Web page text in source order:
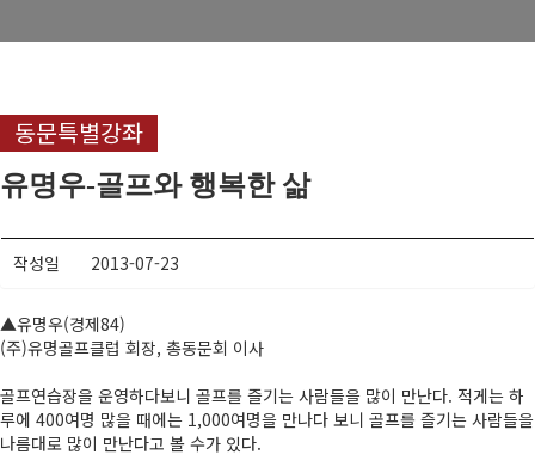
동문회관 오시는길
산하단체 뉴스
동문특별강좌
유명우-골프와 행복한 삶
작성일 2013-07-23
▲유명우(경제84)
(주)유명골프클럽 회장, 총동문회 이사
골프연습장을 운영하다보니 골프를 즐기는 사람들을 많이 만난다. 적게는 하
루에 400여명 많을 때에는 1,000여명을 만나다 보니 골프를 즐기는 사람들을
나름대로 많이 만난다고 볼 수가 있다.